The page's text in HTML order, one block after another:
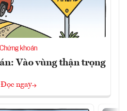
Chứng khoán
Vào vùng thận trọng
Đọc ngay